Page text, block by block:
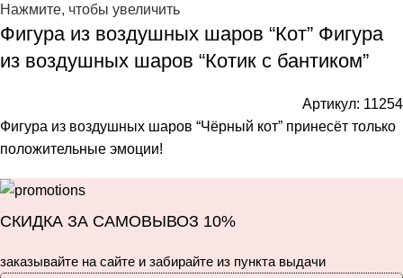
Нажмите, чтобы увеличить
Фигура из воздушных шаров “Кот” Фигура
из воздушных шаров “Котик с бантиком”
Артикул: 11254
Фигура из воздушных шаров “Чёрный кот” принесёт только
положительные эмоции!
СКИДКА ЗА САМОВЫВОЗ 10%
заказывайте на сайте и забирайте из пункта выдачи